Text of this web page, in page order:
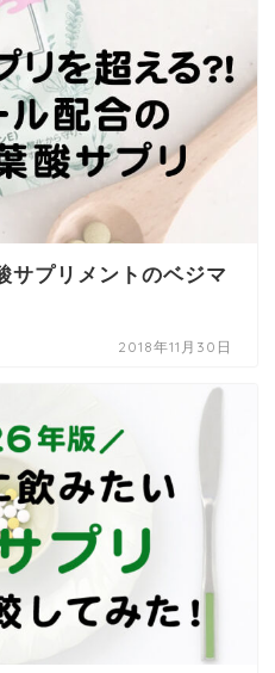
サプリメントのベジマ
2018年11月30日